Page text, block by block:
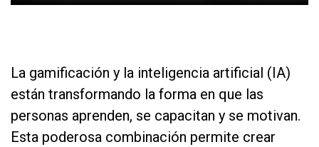
La gamificación y la inteligencia artificial (IA)
están transformando la forma en que las
personas aprenden, se capacitan y se motivan.
Esta poderosa combinación permite crear